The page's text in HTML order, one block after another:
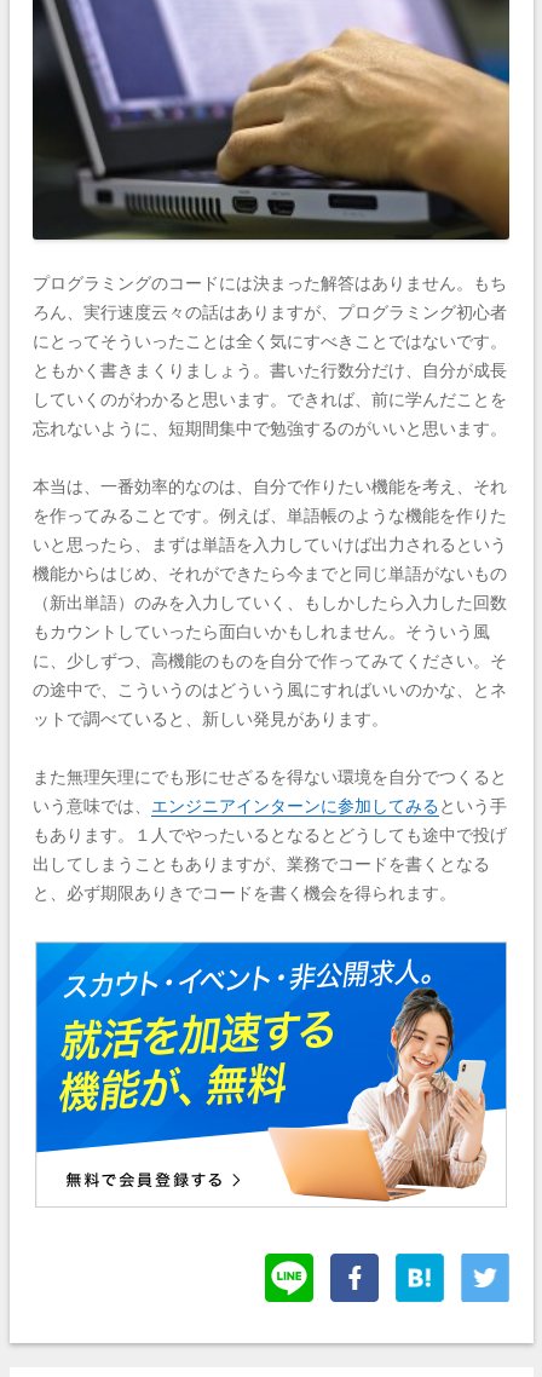
プログラミングのコードには決まった解答はありません。もち
ろん、実行速度云々の話はありますが、プログラミング初心者
にとってそういったことは全く気にすべきことではないです。
ともかく書きまくりましょう。書いた行数分だけ、自分が成長
していくのがわかると思います。できれば、前に学んだことを
忘れないように、短期間集中で勉強するのがいいと思います。
本当は、一番効率的なのは、自分で作りたい機能を考え、それ
を作ってみることです。例えば、単語帳のような機能を作りた
いと思ったら、まずは単語を入力していけば出力されるという
機能からはじめ、それができたら今までと同じ単語がないもの
（新出単語）のみを入力していく、もしかしたら入力した回数
もカウントしていったら面白いかもしれません。そういう風
に、少しずつ、高機能のものを自分で作ってみてください。そ
の途中で、こういうのはどういう風にすればいいのかな、とネ
ットで調べていると、新しい発見があります。
また無理矢理にでも形にせざるを得ない環境を自分でつくると
いう意味では、 エンジニアインターンに参加してみるという手
もあります。１人でやったいるとなるとどうしても途中で投げ
出してしまうこともありますが、業務でコードを書くとなる
と、必ず期限ありきでコードを書く機会を得られます。